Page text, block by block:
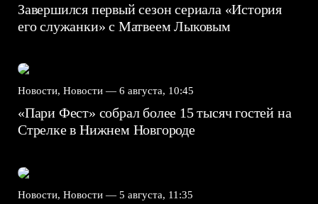
Завершился первый сезон сериала «История
его служанки» с Матвеем Лыковым
Новости, Новости — 6 августа, 10:45
«Пари Фест» собрал более 15 тысяч гостей на
Стрелке в Нижнем Новгороде
Новости, Новости — 5 августа, 11:35